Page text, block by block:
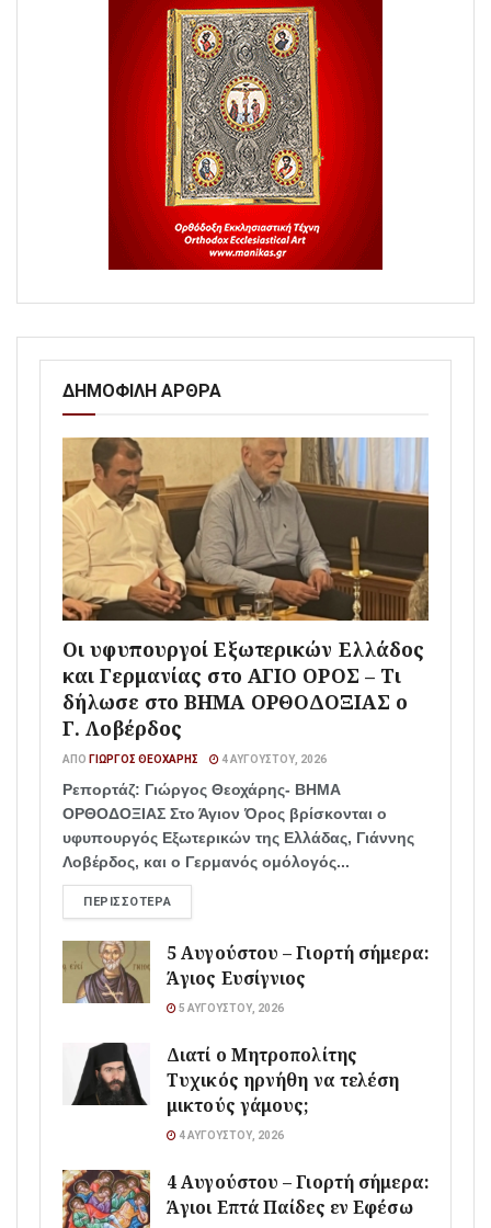
ΔΗΜΟΦΙΛΗ ΑΡΘΡΑ
Οι υφυπουργοί Εξωτερικών Ελλάδος
και Γερμανίας στο ΑΓΙΟ ΟΡΟΣ – Τι
δήλωσε στο ΒΗΜΑ ΟΡΘΟΔΟΞΙΑΣ ο
Γ. Λοβέρδος
ΑΠΌ ΓΙΏΡΓΟΣ ΘΕΟΧΆΡΗΣ 4 ΑΥΓΟΎΣΤΟΥ, 2026
Ρεπορτάζ: Γιώργος Θεοχάρης- ΒΗΜΑ
ΟΡΘΟΔΟΞΙΑΣ Στο Άγιον Όρος βρίσκονται ο
υφυπουργός Εξωτερικών της Ελλάδας, Γιάννης
Λοβέρδος, και ο Γερμανός ομόλογός...
ΠΕΡΙΣΣΌΤΕΡΑ
5 Αυγούστου – Γιορτή σήμερα:
Άγιος Ευσίγνιος
5 ΑΥΓΟΎΣΤΟΥ, 2026
Διατί ο Μητροπολίτης
Τυχικός ηρνήθη να τελέση
μικτούς γάμους;
4 ΑΥΓΟΎΣΤΟΥ, 2026
4 Αυγούστου – Γιορτή σήμερα:
Άγιοι Επτά Παίδες εν Εφέσω